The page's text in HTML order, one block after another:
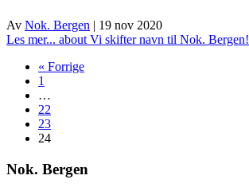
Av Nok. Bergen | 19 nov 2020
Les mer... about Vi skifter navn til Nok. Bergen!
« Forrige
1
…
22
23
24
Nok. Bergen